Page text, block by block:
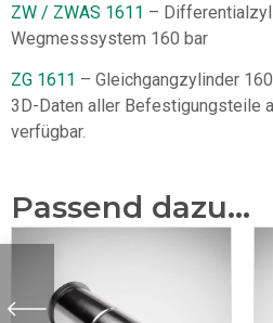
ZW / ZWAS 1611 –
Wegmesssystem 160 bar
ZG 1611 – Gleichgangzylinder
3D-Daten aller Befestigungsteile
verfügbar.
Passend dazu...